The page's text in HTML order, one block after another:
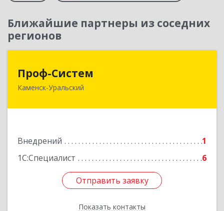
Ближайшие партнеры из соседних
регионов
Проф-Систем
Каменск-Уральский
Внедрений
1
1С:Специалист
6
Отправить заявку
Показать контакты
623406, Свердловская обл, Каменск-Уральский
Отправить заявку
Назад